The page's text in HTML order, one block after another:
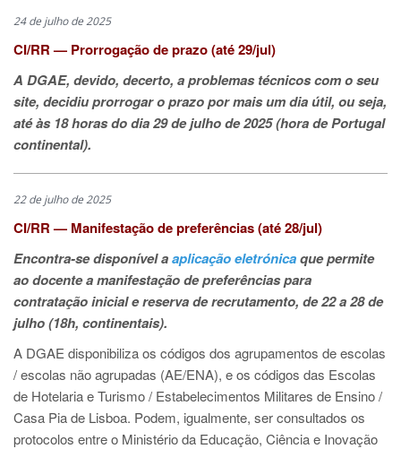
24 de julho de 2025
CI/RR — Prorrogação de prazo (até 29/jul)
A DGAE, devido, decerto, a problemas técnicos com o seu
site, decidiu prorrogar o prazo por mais um dia útil, ou seja,
até às 18 horas do dia 29 de julho de 2025 (hora de Portugal
continental).
22 de julho de 2025
CI/RR — Manifestação de preferências (até 28/jul)
Encontra-se disponível aaplicação eletrónicaque permite
ao docente a manifestação de preferências para
contratação inicial e reserva de recrutamento, de 22 a 28 de
julho (18h, continentais).
A DGAE disponibiliza os códigos dos agrupamentos de escolas
/ escolas não agrupadas (AE/ENA), e os códigos das Escolas
de Hotelaria e Turismo / Estabelecimentos Militares de Ensino /
Casa Pia de Lisboa. Podem, igualmente, ser consultados os
protocolos entre o Ministério da Educação, Ciência e Inovação